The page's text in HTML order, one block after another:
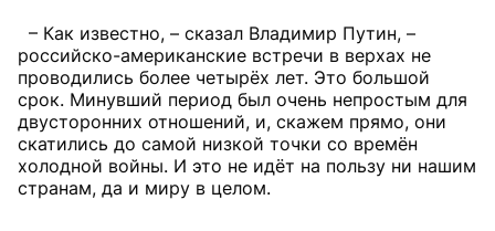
– Как известно, – сказал Владимир Путин, –
российско-американские встречи в верхах не
проводились более четырёх лет. Это большой
срок. Минувший период был очень непростым для
двусторонних отношений, и, скажем прямо, они
скатились до самой низкой точки со времён
холодной войны. И это не идёт на пользу ни нашим
странам, да и миру в целом.